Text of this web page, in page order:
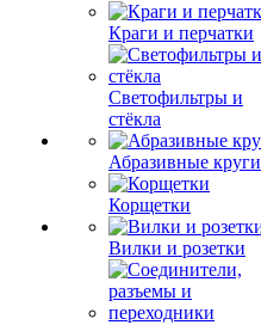
Краги и перчатки
Светофильтры и
стёкла
Абразивные круги
Корщетки
Вилки и розетки